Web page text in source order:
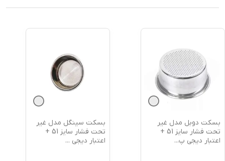
غیر
تحت فشار سایز 51 +
پ...
بسکت سینگل مدل غیر
تحت فشار سایز 51 +